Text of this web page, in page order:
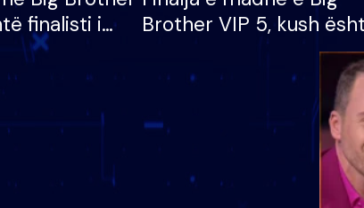
finalisti i
Brother VIP 5, kush
banori i parë që lë
dhe humb mundësinë
të fituar çmimin e madh